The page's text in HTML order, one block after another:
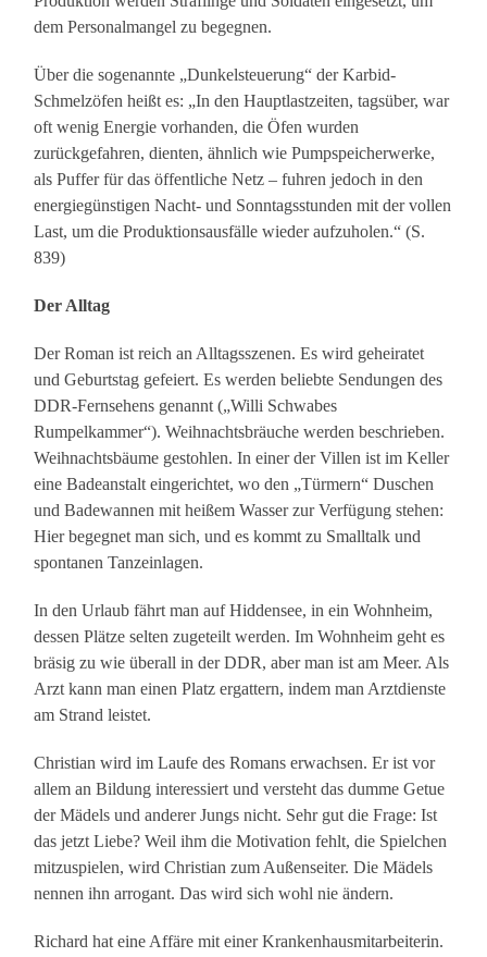
dem Personalmangel zu begegnen.
Über die sogenannte „Dunkelsteuerung“ der Karbid-
Schmelzöfen heißt es: „In den Hauptlastzeiten, tagsüber, war
oft wenig Energie vorhanden, die Öfen wurden
zurückgefahren, dienten, ähnlich wie Pumpspeicherwerke,
als Puffer für das öffentliche Netz – fuhren jedoch in den
energiegünstigen Nacht- und Sonntagsstunden mit der vollen
Last, um die Produktionsausfälle wieder aufzuholen.“ (S.
839)
Der Alltag
Der Roman ist reich an Alltagsszenen. Es wird geheiratet
und Geburtstag gefeiert. Es werden beliebte Sendungen des
DDR-Fernsehens genannt („Willi Schwabes
Rumpelkammer“). Weihnachtsbräuche werden beschrieben.
Weihnachtsbäume gestohlen. In einer der Villen ist im Keller
eine Badeanstalt eingerichtet, wo den „Türmern“ Duschen
und Badewannen mit heißem Wasser zur Verfügung stehen:
Hier begegnet man sich, und es kommt zu Smalltalk und
spontanen Tanzeinlagen.
In den Urlaub fährt man auf Hiddensee, in ein Wohnheim,
dessen Plätze selten zugeteilt werden. Im Wohnheim geht es
bräsig zu wie überall in der DDR, aber man ist am Meer. Als
Arzt kann man einen Platz ergattern, indem man Arztdienste
am Strand leistet.
Christian wird im Laufe des Romans erwachsen. Er ist vor
allem an Bildung interessiert und versteht das dumme Getue
der Mädels und anderer Jungs nicht. Sehr gut die Frage: Ist
das jetzt Liebe? Weil ihm die Motivation fehlt, die Spielchen
mitzuspielen, wird Christian zum Außenseiter. Die Mädels
nennen ihn arrogant. Das wird sich wohl nie ändern.
Richard hat eine Affäre mit einer Krankenhausmitarbeiterin.